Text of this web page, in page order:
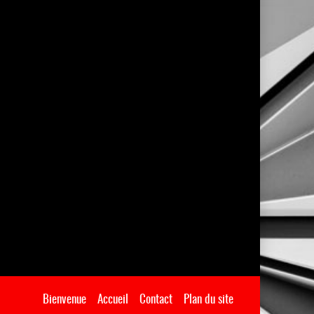
Bienvenue Accueil Contact Plan du site